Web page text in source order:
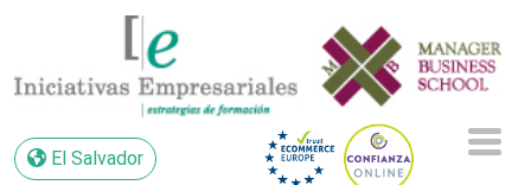
El Salvador
El Salvador